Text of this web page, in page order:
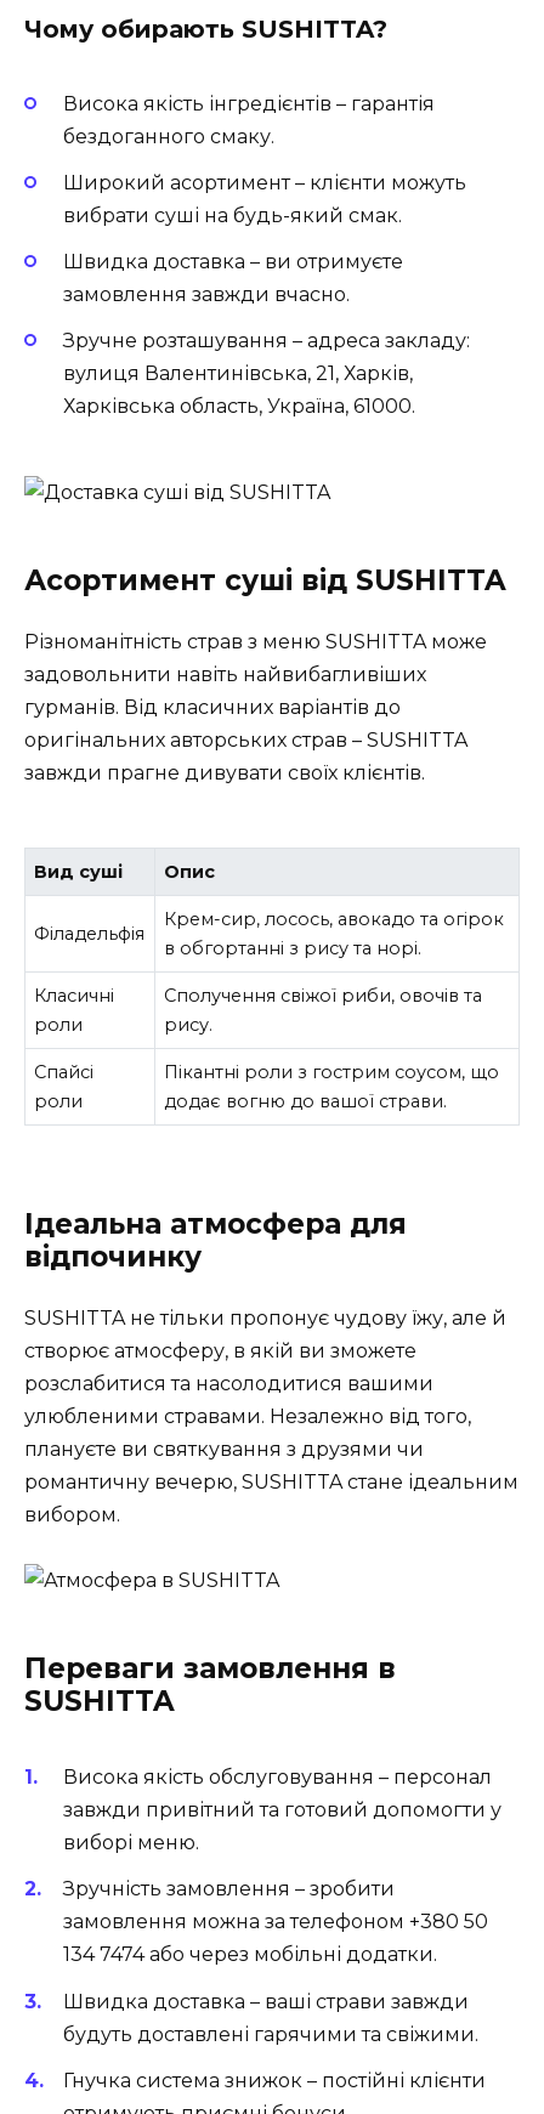
Чому обирають SUSHITTA?
Висока якість інгредієнтів – гарантія
бездоганного смаку.
Широкий асортимент – клієнти можуть
вибрати суші на будь-який смак.
Швидка доставка – ви отримуєте
замовлення завжди вчасно.
Зручне розташування – адреса закладу:
вулиця Валентинівська, 21, Харків,
Харківська область, Україна, 61000.
Асортимент суші від SUSHITTA
Різноманітність страв з меню SUSHITTA може
задовольнити навіть найвибагливіших
гурманів. Від класичних варіантів до
оригінальних авторських страв – SUSHITTA
завжди прагне дивувати своїх клієнтів.
Вид суші Опис
Філадельфія
Крем-сир, лосось, авокадо та огірок
в обгортанні з рису та норі.
Класичні
роли
Сполучення свіжої риби, овочів та
рису.
Спайсі
роли
Пікантні роли з гострим соусом, що
додає вогню до вашої страви.
Ідеальна атмосфера для
відпочинку
SUSHITTA не тільки пропонує чудову їжу, але й
створює атмосферу, в якій ви зможете
розслабитися та насолодитися вашими
улюбленими стравами. Незалежно від того,
плануєте ви святкування з друзями чи
романтичну вечерю, SUSHITTA стане ідеальним
вибором.
Переваги замовлення в
SUSHITTA
Висока якість обслуговування – персонал
завжди привітний та готовий допомогти у
виборі меню.
Зручність замовлення – зробити
замовлення можна за телефоном +380 50
134 7474 або через мобільні додатки.
Швидка доставка – ваші страви завжди
будуть доставлені гарячими та свіжими.
Гнучка система знижок – постійні клієнти